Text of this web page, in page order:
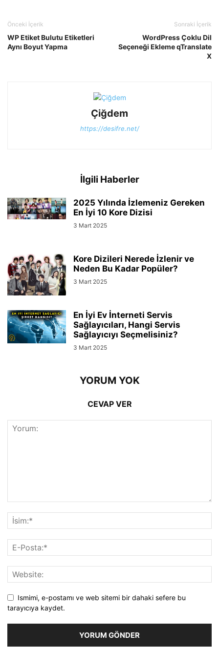
Önceki İçerik
WP Etiket Bulutu Etiketleri
Aynı Boyut Yapma
Sonraki İçerik
WordPress Çoklu Dil
Seçeneği Ekleme qTranslate
X
Çiğdem
https://desifre.net/
İlgili Haberler
2025 Yılında İzlemeniz Gereken
En İyi 10 Kore Dizisi
3 Mart 2025
Kore Dizileri Nerede İzlenir ve
Neden Bu Kadar Popüler?
3 Mart 2025
En İyi Ev İnterneti Servis
Sağlayıcıları, Hangi Servis
Sağlayıcıyı Seçmelisiniz?
3 Mart 2025
YORUM YOK
CEVAP VER
Ismimi, e-postamı ve web sitemi bir dahaki sefere bu
tarayıcıya kaydet.